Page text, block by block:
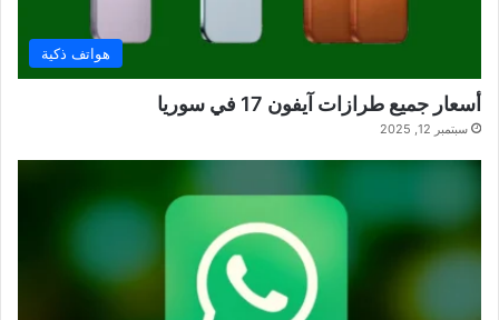
هواتف ذكية
أسعار جميع طرازات آيفون 17 في سوريا
سبتمبر 12, 2025